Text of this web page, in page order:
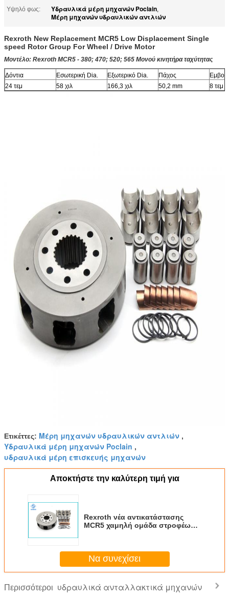
Υψηλό φως:
Υδραυλικά μέρη μηχανών Poclain,
Μέρη μηχανών υδραυλικών αντλιών
Rexroth New Replacement MCR5 Low Displacement Single
speed Rotor Group For Wheel / Drive Motor
Μοντέλο: Rexroth MCR5 - 380; 470; 520; 565 Μονού κινητήρα ταχύτητας
Δόντια Εσωτερική Dia. Εξωτερικό Dia. Πάχος
24 τεμ
58 χιλ 166,3 χιλ 50,2 mm 8 τεμ
Ετικέττες: Μέρη μηχανών υδραυλικών αντλιών ,
Υδραυλικά μέρη μηχανών Poclain ,
υδραυλικά μέρη επισκευής μηχανών
Αποκτήστε την καλύτερη τιμή για
Rexroth νέα αντικατάστασης
MCR5 χαμηλή ομάδα στροφέων
Να συνεχίσει
Περισσότεροι υδραυλικά ανταλλακτικά μηχανών